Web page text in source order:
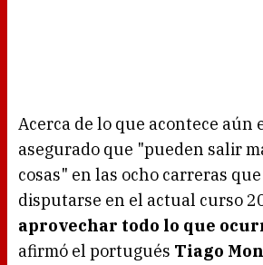
Acerca de lo que acontece aún
asegurado que "pueden salir
cosas" en las ocho carreras
disputarse en el actual curso
aprovechar todo lo que
afirmó el portugués Tiago